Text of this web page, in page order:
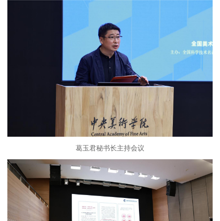
葛玉君秘书长主持会议